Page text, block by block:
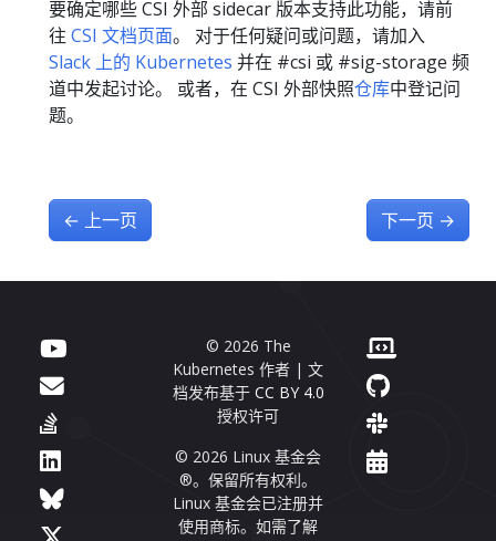
要确定哪些 CSI 外部 sidecar 版本支持此功能，请前
往 CSI 文档页面。 对于任何疑问或问题，请加入
Slack 上的 Kubernetes 并在 #csi 或 #sig-storage 频
道中发起讨论。 或者，在 CSI 外部快照仓库中登记问
题。
← 上一页 下一页 →
© 2026 The
Kubernetes 作者 | 文
档发布基于 CC BY 4.0
授权许可
© 2026 Linux 基金会
®。保留所有权利。
Linux 基金会已注册并
使用商标。如需了解